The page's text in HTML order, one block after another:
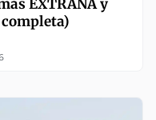
EXTRAÑA y